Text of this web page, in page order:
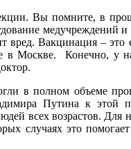
Вы помните, в
медучреждений и
Вакцинация – это
в Москве. Конечно, у
в полном объеме
Путина к этой
всех возрастов. Для
случаях это